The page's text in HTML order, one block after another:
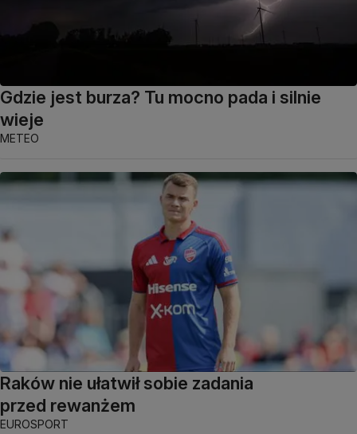
Gdzie jest burza? Tu mocno pada i silnie
wieje
METEO
Raków nie ułatwił sobie zadania
przed rewanżem
EUROSPORT